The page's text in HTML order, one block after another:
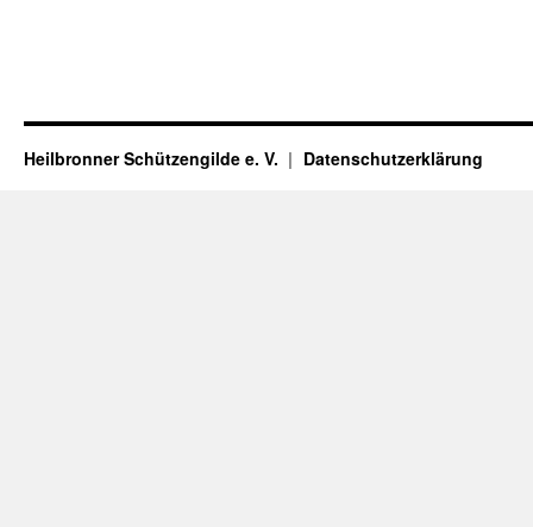
Heilbronner Schützengilde e. V. Datenschutzerklärung